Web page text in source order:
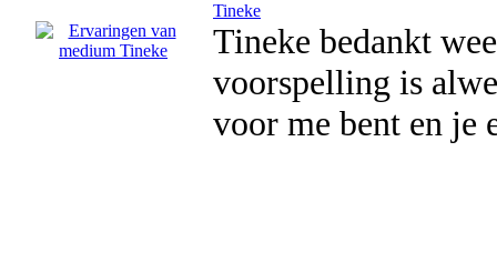
Tineke
Tineke bedankt
voorspelling is
voor me bent en je